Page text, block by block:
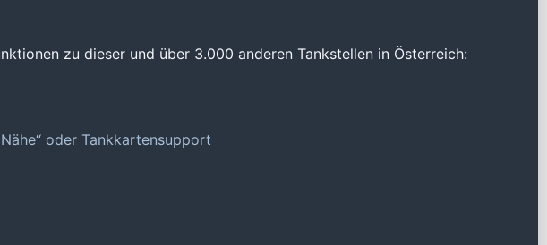
zu dieser und über 3.000 anderen Tankstellen in Österreich:
oder Tankkartensupport